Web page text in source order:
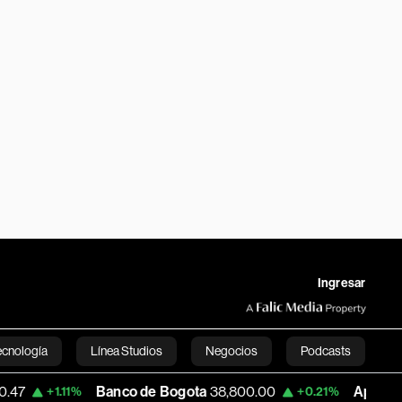
Ingresar
Línea Studios Negocios Podcasts
English
Banco de Bogota 38,800.00 +0.21% Apple 303.27